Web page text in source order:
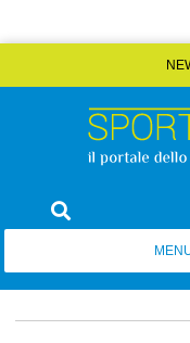
to
Sport&Impianti